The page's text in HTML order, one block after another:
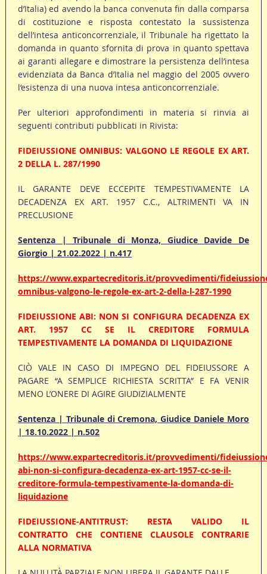
d’Italia) ed avendo la banca convenuta fin dalla comparsa
di costituzione e risposta contestato la sussistenza
dell’intesa anticoncorrenziale, il Tribunale ha rigettato la
domanda in quanto sfornita di prova in quanto spettava
ai garanti allegare e dimostrare la persistenza dell’intesa
evidenziata da Banca d’Italia nel maggio del 2005 ovvero
l’esistenza di una nuova intesa anticoncorrenziale.
Per ulteriori approfondimenti in materia si rinvia ai
seguenti contributi pubblicati in Rivista:
FIDEIUSSIONE OMNIBUS: VALGONO LE REGOLE EX ART.
2 DELLA L. 287/1990
IL GARANTE DEVE ECCEPITE TEMPESTIVAMENTE LA
DECADENZA EX ART. 1957 C.C., ALTRIMENTI VA IN
PRECLUSIONE
Sentenza | Tribunale di Monza, Giudice Davide De
Giorgio | 21.02.2022 | n.417
https://www.expartecreditoris.it/provvedimenti/
omnibus-valgono-le-regole-ex-art-2-della-l-287-1990
FIDEIUSSIONE ABI: NON SI CONFIGURA DECADENZA EX
ART. 1957 CC SE IL CREDITORE FORMULA
TEMPESTIVAMENTE LA DOMANDA DI LIQUIDAZIONE
CIÒ VALE IN CASO DI IMPEGNO DEL FIDEIUSSORE A
PAGARE “A SEMPLICE RICHIESTA SCRITTA” E FA VENIR
MENO L’ONERE DI AGIRE GIUDIZIALMENTE
Sentenza | Tribunale di Cremona, Giudice Daniele Moro
| 18.10.2022 | n.502
https://www.expartecreditoris.it/provvedimenti/
abi-non-si-configura-decadenza-ex-art-1957-cc-se-il-
creditore-formula-tempestivamente-la-domanda-di-
liquidazione
FIDEIUSSIONE-ANTITRUST: RESTA VALIDO IL
CONTRATTO CHE CONTIENE CLAUSOLE CONTRARIE
ALLA NORMATIVA